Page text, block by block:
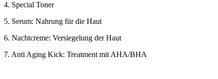
4. Special Toner
5. Serum: Nahrung für die Haut
6. Nachtcreme: Versiegelung der Haut
7. Anti Aging Kick: Treatment mit AHA/BHA